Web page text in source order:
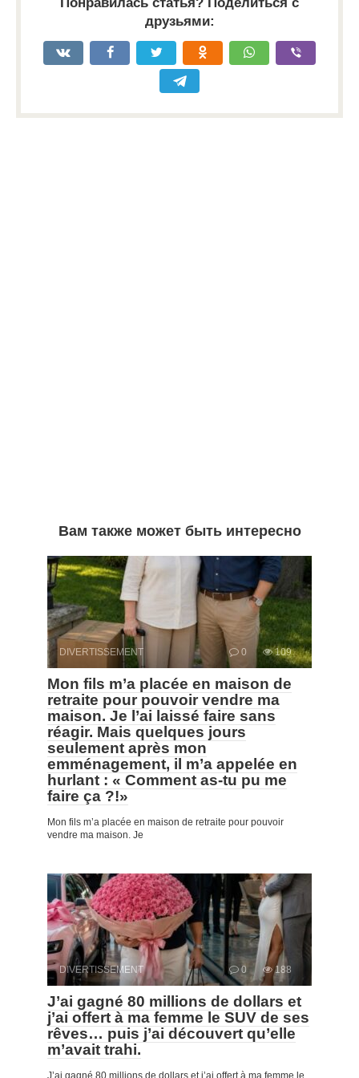
друзьями:
Вам также может быть интересно
DIVERTISSEMENT 0 109
Mon fils m’a placée en maison de
retraite pour pouvoir vendre ma
maison. Je l’ai laissé faire sans
réagir. Mais quelques jours
seulement après mon
emménagement, il m’a appelée en
hurlant : « Comment as-tu pu me
faire ça ?!»
Mon fils m’a placée en maison de retraite pour pouvoir
vendre ma maison. Je
DIVERTISSEMENT 0 188
J’ai gagné 80 millions de dollars et
j’ai offert à ma femme le SUV de ses
rêves… puis j’ai découvert qu’elle
m’avait trahi.